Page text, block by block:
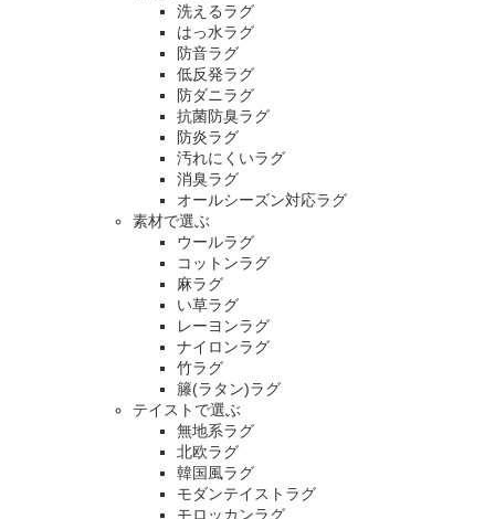
洗えるラグ
はっ水ラグ
防音ラグ
低反発ラグ
防ダニラグ
抗菌防臭ラグ
防炎ラグ
汚れにくいラグ
消臭ラグ
オールシーズン対応ラグ
素材で選ぶ
ウールラグ
コットンラグ
麻ラグ
い草ラグ
レーヨンラグ
ナイロンラグ
竹ラグ
籐(ラタン)ラグ
テイストで選ぶ
無地系ラグ
北欧ラグ
韓国風ラグ
モダンテイストラグ
モロッカンラグ